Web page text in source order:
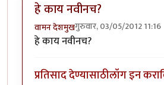
हे काय नवीनच?
वामन देशमुखगुरुवार, 03/05/2012 11:16
हे काय नवीनच?
प्रतिसाद देण्यासाठीलॉग इन करा